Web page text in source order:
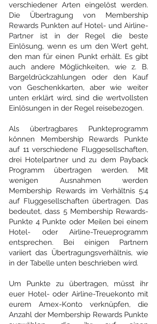
verschiedener Arten eingelöst werden.
Die Übertragung von Membership
Rewards Punkten auf Hotel- und Airline-
Partner ist in der Regel die beste
Einlösung, wenn es um den Wert geht,
den man für einen Punkt erhält. Es gibt
auch andere Möglichkeiten, wie z. B.
Bargeldrückzahlungen oder den Kauf
von Geschenkkarten, aber wie weiter
unten erklärt wird, sind die wertvollsten
Einlösungen in der Regel reisebezogen.
Als übertragbares Punkteprogramm
können Membership Rewards Punkte
auf 11 verschiedene Fluggesellschaften,
drei Hotelpartner und zu dem Payback
Programm übertragen werden. Mit
wenigen Ausnahmen werden
Membership Rewards im Verhältnis 5:4
auf Fluggesellschaften übertragen. Das
bedeutet, dass 5 Membership Rewards-
Punkte 4 Punkte oder Meilen bei einem
Hotel- oder Airline-Treueprogramm
entsprechen. Bei einigen Partnern
variiert das Übertragungsverhältnis, wie
in der Tabelle unten beschrieben wird.
Um Punkte zu übertragen, müsst ihr
euer Hotel- oder Airline-Treuekonto mit
eurem Amex-Konto verknüpfen, die
Anzahl der Membership Rewards Punkte